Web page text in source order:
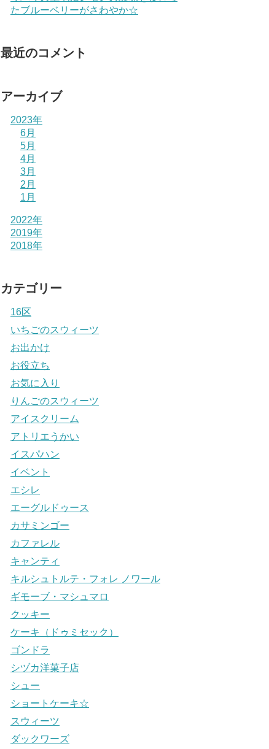
たブルーベリーがさわやか☆
最近のコメント
アーカイブ
2023年
6月
5月
4月
3月
2月
1月
2022年
2019年
2018年
カテゴリー
16区
いちごのスウィーツ
お出かけ
お役立ち
お気に入り
りんごのスウィーツ
アイスクリーム
アトリエうかい
イスパハン
イベント
エシレ
エーグルドゥース
カサミンゴー
カファレル
キャンティ
キルシュトルテ・フォレ ノワール
ギモーブ・マシュマロ
クッキー
ケーキ（ドゥミセック）
ゴンドラ
シヅカ洋菓子店
シュー
ショートケーキ☆
スウィーツ
ダックワーズ